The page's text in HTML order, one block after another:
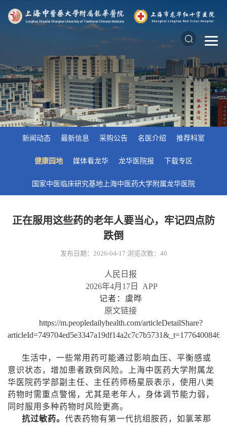
新闻动态 最新信息 采购公告 名医介绍 推荐科室
健康园地 媒体看龙华 龙华医院报 下载专区
国家中医临床研究基地上海中医药大学附属龙华医院
正在服用这些药的老年人要当心，牢记四点防
跌倒
发布日期：2026-04-17 浏览次数： 40
人民日报
2026年4月 17 日
APP
记者：虞晔
原文链接
https://m.peopledailyhealth.com/articleDetailShare?
生活中，一些常用药可能通过影响血压、平衡感或
意识状态，增加患者跌倒风险。上海中医药大学附属龙
华医院药学部副主任、主任药师杨星辰表示，使用八类
药物时需重点警惕，尤其是老年人，身体调节能力弱，
同时服用多种药物时风险更高。
抗过敏药。 代表药物有第一代抗组胺药，如氯苯那